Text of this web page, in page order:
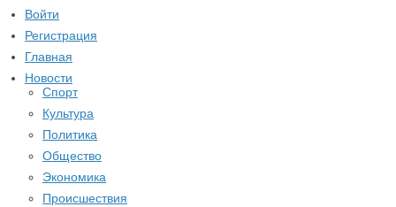
Войти
Регистрация
Главная
Новости
Спорт
Культура
Политика
Общество
Экономика
Происшествия